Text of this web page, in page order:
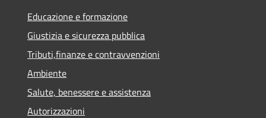
Educazione e formazione
Giustizia e sicurezza pubblica
Tributi,finanze e contravvenzioni
Ambiente
Salute, benessere e assistenza
Autorizzazioni